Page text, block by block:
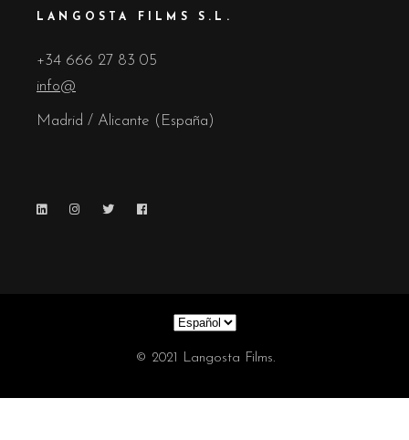
LANGOSTA FILMS S.L.
+34 666 27 83 05
info@
Madrid / Alicante (España)
Elegir
un
© 2021 Langosta Films.